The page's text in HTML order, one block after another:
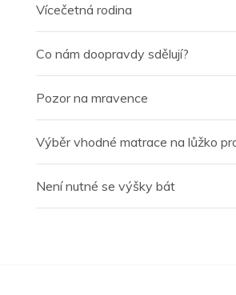
Vícečetná rodina
Co nám doopravdy sdělují?
Pozor na mravence
Výběr vhodné matrace na lůžko
Není nutné se výšky bát